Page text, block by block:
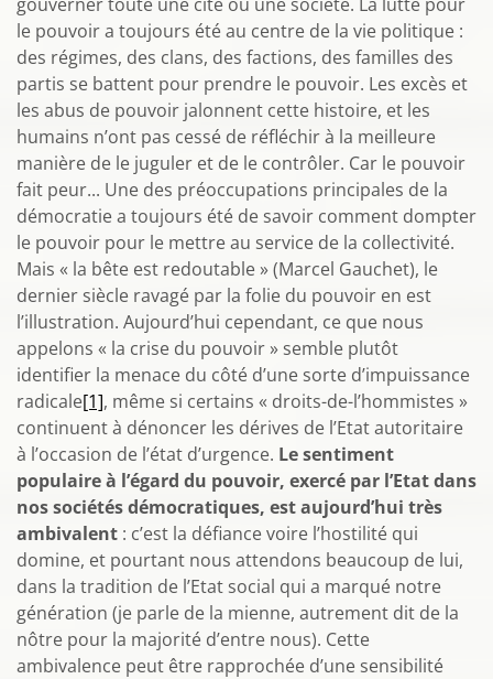
le pouvoir a toujours été au centre de la vie politique :
des régimes, des clans, des factions, des familles des
partis se battent pour prendre le pouvoir. Les excès et
les abus de pouvoir jalonnent cette histoire, et les
humains n’ont pas cessé de réfléchir à la meilleure
manière de le juguler et de le contrôler. Car le pouvoir
fait peur... Une des préoccupations principales de la
démocratie a toujours été de savoir comment dompter
le pouvoir pour le mettre au service de la collectivité.
Mais « la bête est redoutable » (Marcel Gauchet), le
dernier siècle ravagé par la folie du pouvoir en est
l’illustration. Aujourd’hui cependant, ce que nous
appelons « la crise du pouvoir » semble plutôt
identifier la menace du côté d’une sorte d’impuissance
radicale[1], même si certains « droits-de-l’hommistes »
continuent à dénoncer les dérives de l’Etat autoritaire
à l’occasion de l’état d’urgence. Le sentiment
populaire à l’égard du pouvoir, exercé par l’Etat dans
nos sociétés démocratiques, est aujourd’hui très
ambivalent : c’est la défiance voire l’hostilité qui
domine, et pourtant nous attendons beaucoup de lui,
dans la tradition de l’Etat social qui a marqué notre
génération (je parle de la mienne, autrement dit de la
nôtre pour la majorité d’entre nous). Cette
ambivalence peut être rapprochée d’une sensibilité